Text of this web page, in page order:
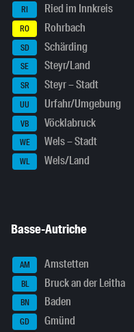
RI Ried im Innkreis
RO Rohrbach
SD Schärding
SE Steyr/Land
SR Steyr – Stadt
UU Urfahr/Umgebung
VB Vöcklabruck
WE Wels – Stadt
WL Wels/Land
Basse-Autriche
AM Amstetten
BL Bruck an der Leitha
BN Baden
GD Gmünd